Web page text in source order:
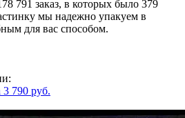
791 заказ, в которых было 379
мы надежно упакуем в
для вас способом.
790 руб.